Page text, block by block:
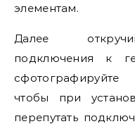
элементам.
Далее
подключения к
чтобы при
перепутать